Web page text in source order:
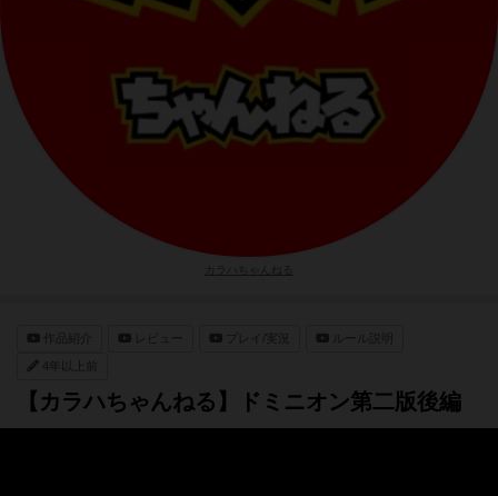
作品紹介
4年以上前
【カラハちゃんねる】ドミニオン第二版後編